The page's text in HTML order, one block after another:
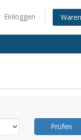
Einloggen
Prüfen